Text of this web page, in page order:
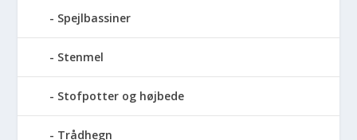
Spejlbassiner
Stenmel
Stofpotter og højbede
Trådhegn